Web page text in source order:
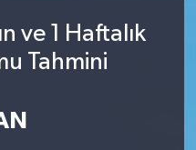
ve 1 Haftalık
Tahmini